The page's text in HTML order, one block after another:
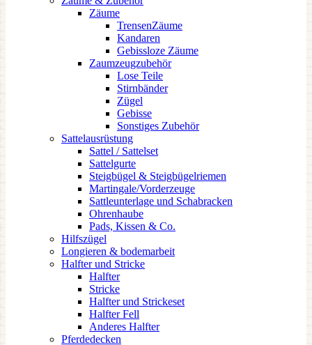
Zäume
TrensenZäume
Kandaren
Gebissloze Zäume
Zaumzeugzubehör
Lose Teile
Stirnbänder
Zügel
Gebisse
Sonstiges Zubehör
Sattelausrüstung
Sattel / Sattelset
Sattelgurte
Steigbügel & Steigbügelriemen
Martingale/Vorderzeuge
Sattleunterlage und Schabracken
Ohrenhaube
Pads, Kissen & Co.
Hilfszügel
Longieren & bodemarbeit
Halfter und Stricke
Halfter
Stricke
Halfter und Strickeset
Halfter Fell
Anderes Halfter
Pferdedecken